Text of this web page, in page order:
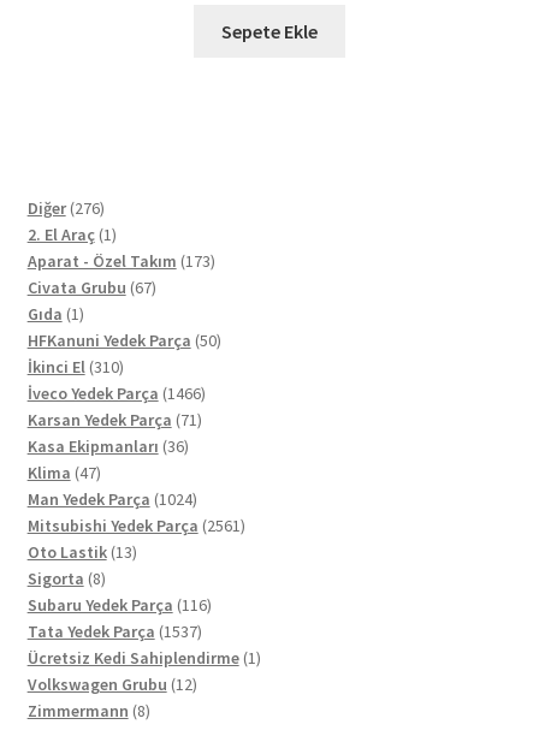
Sepete Ekle
Diğer 276276
ürün
2. El Araç 11
ürün
Aparat - Özel Takım 173173
Civata Grubu 6767
Gıda 11
ürün
HFKanuni Yedek Parça 5050
İkinci El 310310
ürün
İveco Yedek Parça 14661466
ürün
Karsan Yedek Parça 7171
Kasa Ekipmanları 3636
Klima 4747
ürün
Man Yedek Parça 10241024
ürün
Mitsubishi Yedek Parça 25612561
Oto Lastik 1313
Sigorta 88
ürün
Subaru Yedek Parça 116116
Tata Yedek Parça 15371537
ürün
Ücretsiz Kedi Sahiplendirme 11
Volkswagen Grubu 1212
Zimmermann 88